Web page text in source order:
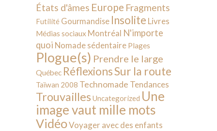
États d'âmes Europe Fragments
Futilité Gourmandise Insolite Livres
Médias sociaux Montréal N'importe
quoi Nomade sédentaire Plages
Plogue(s) Prendre le large
Québec RéflexionsSur la route
Taïwan 2008 Technomade Tendances
Trouvailles Uncategorized Une
image vaut mille mots
VidéoVoyager avec des enfants